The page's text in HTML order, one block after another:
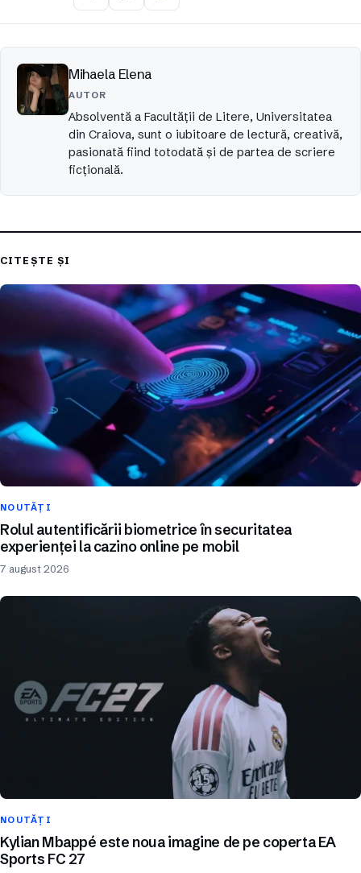
Mihaela Elena
AUTOR
Absolventă a Facultății de Litere, Universitatea
din Craiova, sunt o iubitoare de lectură, creativă,
pasionată fiind totodată și de partea de scriere
ficțională.
CITEȘTE ȘI
NOUTĂȚI
Rolul autentificării biometrice în securitatea
experienței la cazino online pe mobil
7 august 2026
NOUTĂȚI
Kylian Mbappé este noua imagine de pe coperta EA
Sports FC 27